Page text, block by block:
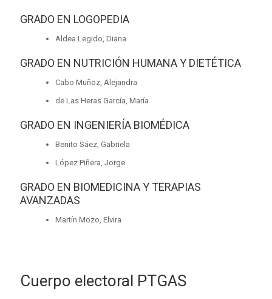
GRADO EN LOGOPEDIA
Aldea Legido, Diana
GRADO EN NUTRICIÓN HUMANA Y DIETÉTICA
Cabo Muñoz, Alejandra
de Las Heras García, María
GRADO EN INGENIERÍA BIOMÉDICA
Benito Sáez, Gabriela
López Piñera, Jorge
GRADO EN BIOMEDICINA Y TERAPIAS
AVANZADAS
Martín Mozo, Elvira
Cuerpo electoral PTGAS